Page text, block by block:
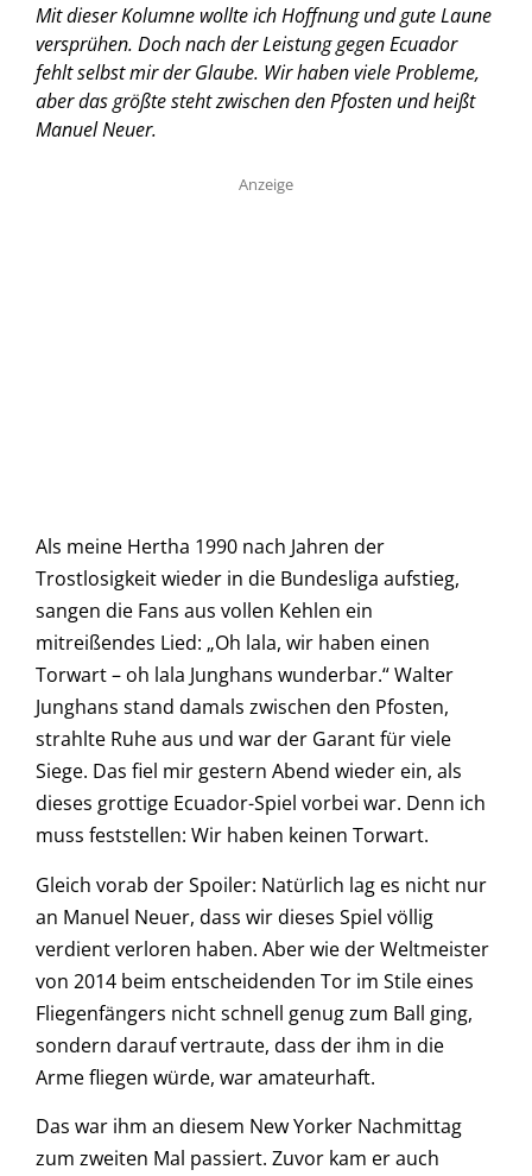
Mit dieser Kolumne wollte ich Hoffnung und gute Laune
versprühen. Doch nach der Leistung gegen Ecuador
fehlt selbst mir der Glaube. Wir haben viele Probleme,
aber das größte steht zwischen den Pfosten und heißt
Manuel Neuer.
Anzeige
Als meine Hertha 1990 nach Jahren der
Trostlosigkeit wieder in die Bundesliga aufstieg,
sangen die Fans aus vollen Kehlen ein
mitreißendes Lied: „Oh lala, wir haben einen
Torwart – oh lala Junghans wunderbar.“ Walter
Junghans stand damals zwischen den Pfosten,
strahlte Ruhe aus und war der Garant für viele
Siege. Das fiel mir gestern Abend wieder ein, als
dieses grottige Ecuador-Spiel vorbei war. Denn ich
muss feststellen: Wir haben keinen Torwart.
Gleich vorab der Spoiler: Natürlich lag es nicht nur
an Manuel Neuer, dass wir dieses Spiel völlig
verdient verloren haben. Aber wie der Weltmeister
von 2014 beim entscheidenden Tor im Stile eines
Fliegenfängers nicht schnell genug zum Ball ging,
sondern darauf vertraute, dass der ihm in die
Arme fliegen würde, war amateurhaft.
Das war ihm an diesem New Yorker Nachmittag
zum zweiten Mal passiert. Zuvor kam er auch